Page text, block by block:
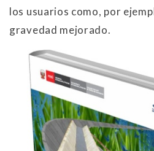
los usuarios como, por
gravedad mejorado.